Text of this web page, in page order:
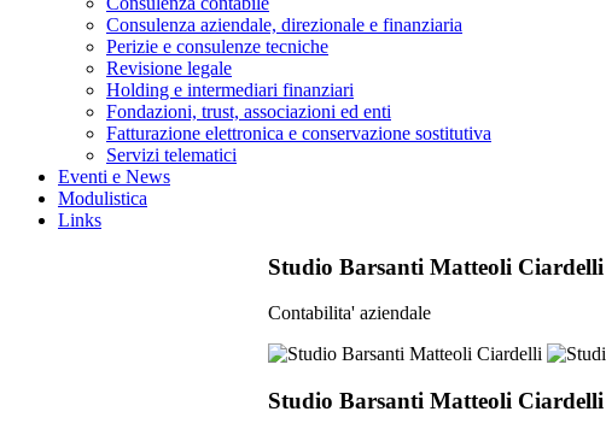
Consulenza aziendale, direzionale e finanziaria
Perizie e consulenze tecniche
Revisione legale
Holding e intermediari finanziari
Fondazioni, trust, associazioni ed enti
Fatturazione elettronica e conservazione sostitutiva
Servizi telematici
Eventi e News
Modulistica
Links
Studio Barsanti Matteoli Ciardelli
Contabilita' aziendale
Studio Barsanti Matteoli Ciardelli